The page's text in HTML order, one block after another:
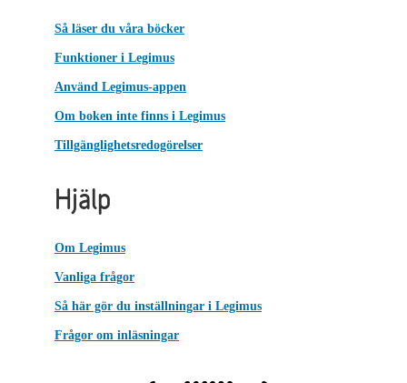
Så läser du våra böcker
Funktioner i Legimus
Använd Legimus-appen
Om boken inte finns i Legimus
Tillgänglighetsredogörelser
Hjälp
Om Legimus
Vanliga frågor
Så här gör du inställningar i Legimus
Frågor om inläsningar